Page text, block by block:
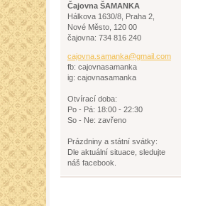
Čajovna ŠAMANKA
Hálkova 1630/8, Praha 2,
Nové Město, 120 00
čajovna: 734 816 240
cajovna. samanka@gmail.com
fb: cajovnasamanka
ig: cajovnasamanka
Otvírací doba:
Po - Pá: 18:00 - 22:30
So - Ne: zavřeno
Prázdniny a státní svátky:
Dle aktuální situace, sledujte
náš facebook.